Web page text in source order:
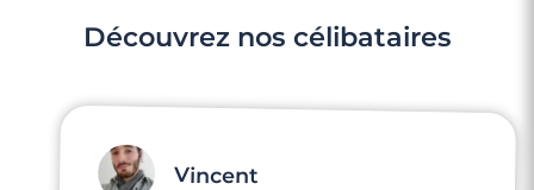
Découvrez nos célibataires
Vincent